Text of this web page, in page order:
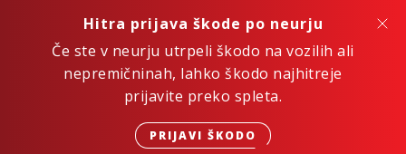
Hitra prijava škode po neurju
Če ste v neurju utrpeli škodo na vozilih ali
nepremičninah, lahko škodo najhitreje
prijavite preko spleta.
PRIJAVI ŠKODO